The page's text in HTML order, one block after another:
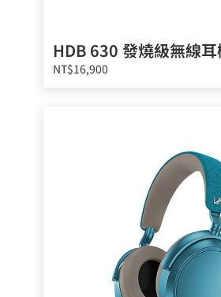
HDB 630 發燒級無線
NT$16,900